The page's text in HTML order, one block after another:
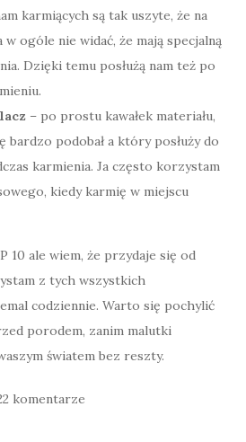
karmiących są tak uszyte, że na
ogóle nie widać, że mają specjalną
Dzięki temu posłużą nam też po
– po prostu kawałek materiału,
bardzo podobał a który posłuży do
karmienia. Ja często korzystam
kiedy karmię w miejscu
10 ale wiem, że przydaje się od
z tych wszystkich
codziennie. Warto się pochylić
porodem, zanim malutki
światem bez reszty.
komentarze